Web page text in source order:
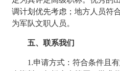
调计划优先考虑；地方人员符
为军队文职人员。
五、联系我们
1.申请方式：符合条件且